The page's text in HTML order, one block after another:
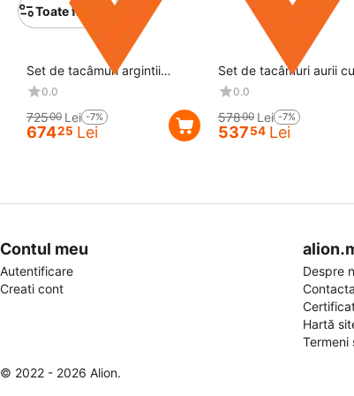
Toate filtrele
Set de tacâmuri argintii
pentru 6 persoane – 24 de
piese
0.0
67425 Lei
72500 Lei -7%
7%
Set de tacâmuri aurii cu
mânere din lemn pentru
persoane
0.0
53754 Lei
57800 Lei -7%
Contul meu
Autentificare
Creati cont
Despre
Hartă
Termeni
© 2022 - 2026 Alion.